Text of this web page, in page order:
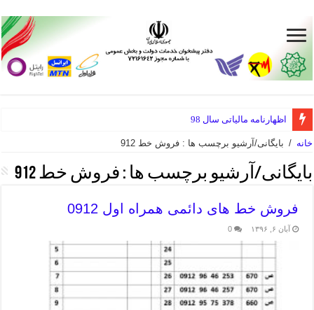
اظهارنامه مالیاتی سال 98
خانه / بایگانی/آرشیو برچسب ها : فروش خط 912
بایگانی/آرشیو برچسب ها : فروش خط 912
فروش خط های دائمی همراه اول 0912
آبان ۶, ۱۳۹۶ 0